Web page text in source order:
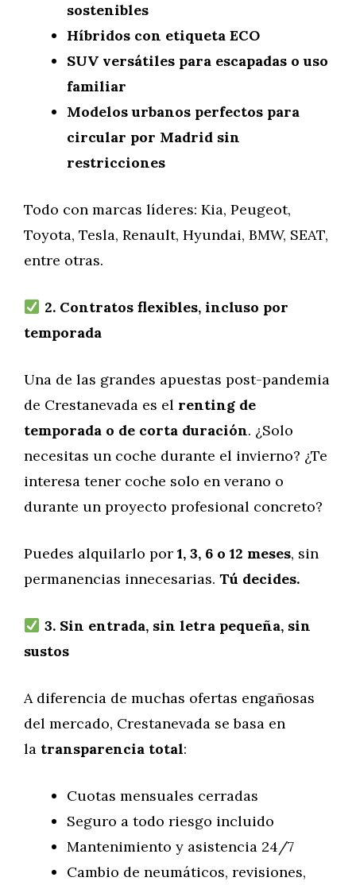
sostenibles
Híbridos con etiqueta ECO
SUV versátiles para escapadas o uso
familiar
Modelos urbanos perfectos para
circular por Madrid sin
restricciones
Todo con marcas líderes: Kia, Peugeot,
Toyota, Tesla, Renault, Hyundai, BMW, SEAT,
entre otras.
2. Contratos flexibles, incluso por
temporada
Una de las grandes apuestas post-pandemia
de Crestanevada es el renting de
temporada o de corta duración. ¿Solo
necesitas un coche durante el invierno? ¿Te
interesa tener coche solo en verano o
durante un proyecto profesional concreto?
Puedes alquilarlo por 1, 3, 6 o 12 meses, sin
permanencias innecesarias. Tú decides.
3. Sin entrada, sin letra pequeña, sin
sustos
A diferencia de muchas ofertas engañosas
del mercado, Crestanevada se basa en
la transparencia total:
Cuotas mensuales cerradas
Seguro a todo riesgo incluido
Mantenimiento y asistencia 24/7
Cambio de neumáticos, revisiones,